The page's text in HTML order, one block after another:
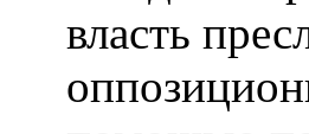
власть